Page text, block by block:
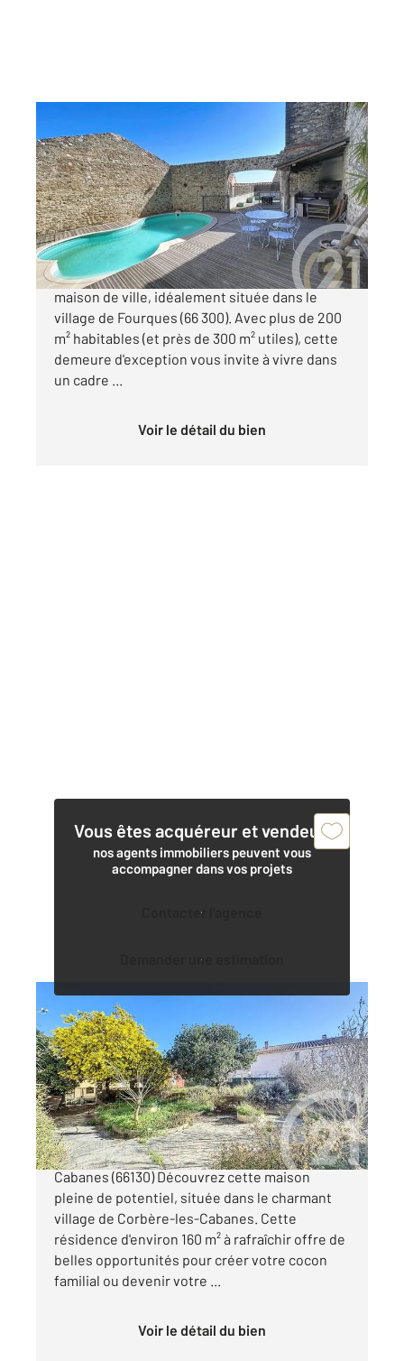
204,70 m2, 6 pièces
Ref : 340
Maison à vendre
399 000 €
Laissez-vous charmer par cette splendide
maison de ville, idéalement située dans le
village de Fourques (66 300). Avec plus de 200
m² habitables (et près de 300 m² utiles), cette
demeure d'exception vous invite à vivre dans
un cadre ...
Voir le détail du bien
Vous êtes acquéreur et vendeur,
nos agents immobiliers peuvent vous
accompagner dans vos projets
Contacter l'agence
Demander une estimation
CORBERE LES CABANES 66
110,70 m2, 4 pièces
Ref : 564
Maison à vendre
187 000 €
À vendre : Charmante maison à Corbère-les-
Cabanes (66130) Découvrez cette maison
pleine de potentiel, située dans le charmant
village de Corbère-les-Cabanes. Cette
résidence d'environ 160 m² à rafraîchir offre de
belles opportunités pour créer votre cocon
familial ou devenir votre ...
Voir le détail du bien